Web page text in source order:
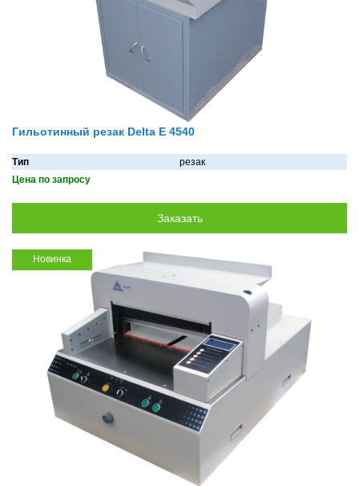
Гильотинный резак Delta E 4540
Тип
резак
Цена по запросу
Новинка